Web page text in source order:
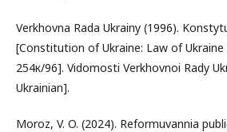
Verkhovna Rada Ukrainy (1996).
[Constitution of Ukraine: Law of Ukraine
254к/96]. Vidomosti Verkhovnoi Rady
Ukrainian].
Moroz, V. O. (2024). Reformuvannia